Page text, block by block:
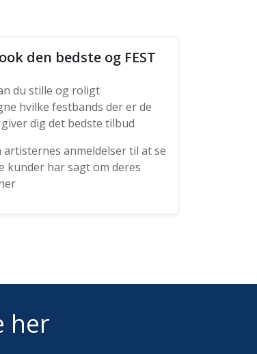
den bedste og FEST
du stille og roligt
hvilke festbands der er de
dig det bedste tilbud
artisternes anmeldelser til at se
kunder har sagt om deres
her